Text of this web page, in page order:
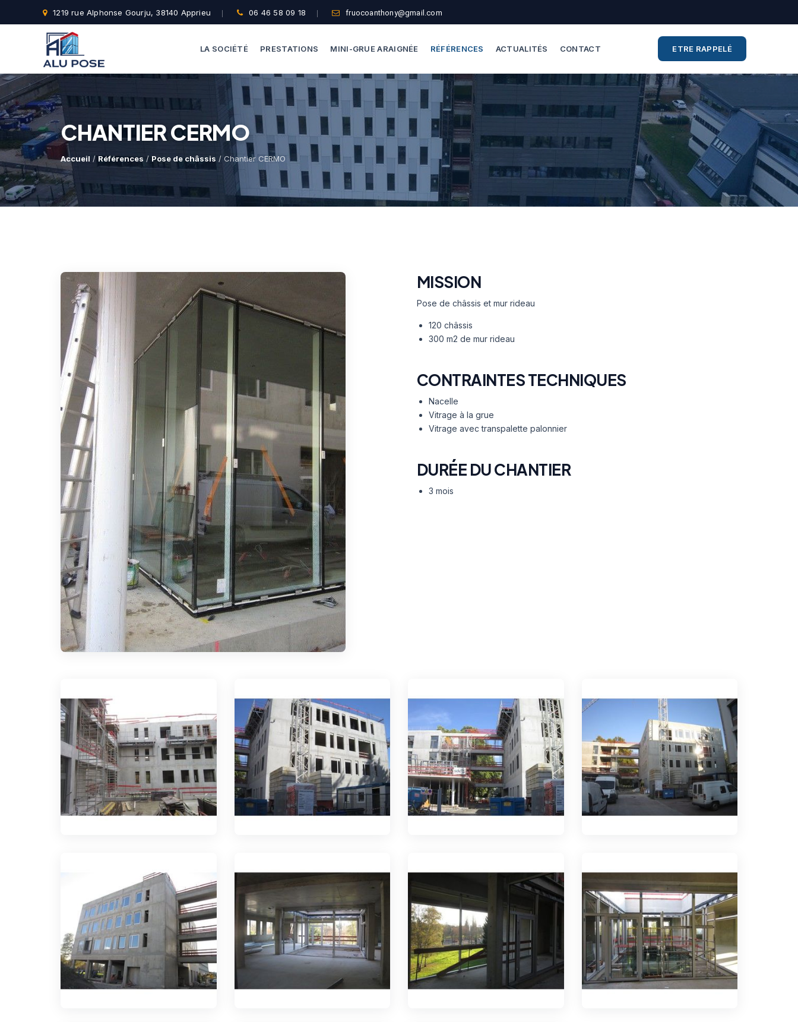
1219 rue Alphonse Gourju, 38140 Apprieu 06 46 58 09 18 fruocoanthony@gmail.com
LA SOCIÉTÉ PRESTATIONS
Dépannage Vitrages
Vitrine Magasin
Expertise Bris De Glace
Recherche De Fuite
MINI-GRUE ARAIGNÉE
Capacité De Levage
Nos Formules
RÉFÉRENCES ACTUALITÉS CONTACT ETRE RAPPELÉ
CHANTIER CERMO
Accueil / Références /Pose de châssis / Chantier CERMO
MISSION
Pose de châssis et mur rideau
120 châssis
300 m2 de mur rideau
CONTRAINTES TECHNIQUES
Nacelle
Vitrage à la grue
Vitrage avec transpalette palonnier
DURÉE DU CHANTIER
3 mois